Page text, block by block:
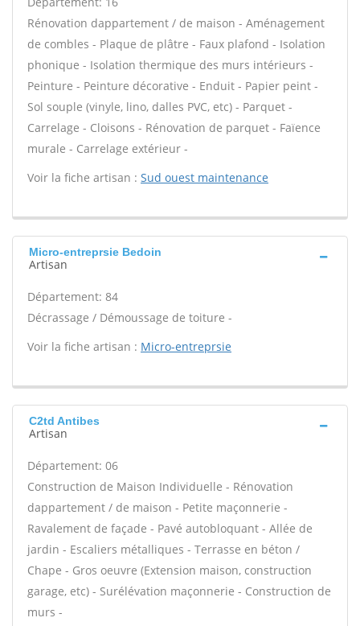
Rénovation dappartement / de maison - Aménagement
de combles - Plaque de plâtre - Faux plafond - Isolation
phonique - Isolation thermique des murs intérieurs -
Peinture - Peinture décorative - Enduit - Papier peint -
Sol souple (vinyle, lino, dalles PVC, etc) - Parquet -
Carrelage - Cloisons - Rénovation de parquet - Faïence
murale - Carrelage extérieur -
Voir la fiche artisan : Sud ouest maintenance
Micro-entreprsie Bedoin
Artisan
Département: 84
Décrassage / Démoussage de toiture -
Voir la fiche artisan : Micro-entreprsie
C2td Antibes
Artisan
Département: 06
Construction de Maison Individuelle - Rénovation
dappartement / de maison - Petite maçonnerie -
Ravalement de façade - Pavé autobloquant - Allée de
jardin - Escaliers métalliques - Terrasse en béton /
Chape - Gros oeuvre (Extension maison, construction
garage, etc) - Surélévation maçonnerie - Construction de
murs -